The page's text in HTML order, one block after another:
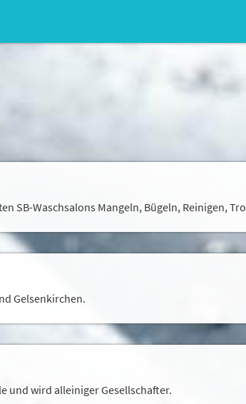
SB-Waschsalons Mangeln, Bügeln, Reinigen,
Gelsenkirchen.
und wird alleiniger Gesellschafter.